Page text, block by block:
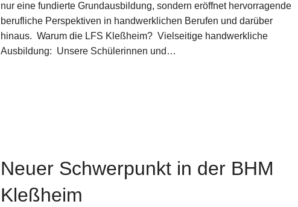
nur eine fundierte Grundausbildung, sondern eröffnet hervorragende
berufliche Perspektiven in handwerklichen Berufen und darüber
hinaus. Warum die LFS Kleßheim? Vielseitige handwerkliche
Ausbildung: Unsere Schülerinnen und…
Neuer Schwerpunkt in der BHM
Kleßheim